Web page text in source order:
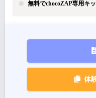
無料でchocoZAP専用キ
体